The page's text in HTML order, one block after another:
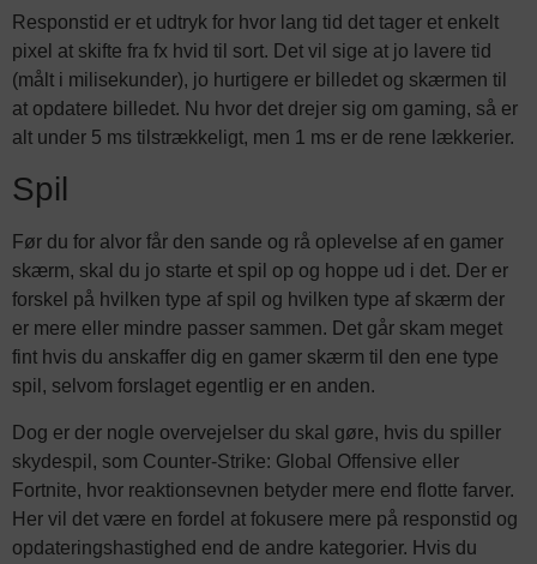
Responstid er et udtryk for hvor lang tid det tager et enkelt
pixel at skifte fra fx hvid til sort. Det vil sige at jo lavere tid
(målt i milisekunder), jo hurtigere er billedet og skærmen til
at opdatere billedet. Nu hvor det drejer sig om gaming, så er
alt under 5 ms tilstrækkeligt, men 1 ms er de rene lækkerier.
Spil
Før du for alvor får den sande og rå oplevelse af en gamer
skærm, skal du jo starte et spil op og hoppe ud i det. Der er
forskel på hvilken type af spil og hvilken type af skærm der
er mere eller mindre passer sammen. Det går skam meget
fint hvis du anskaffer dig en gamer skærm til den ene type
spil, selvom forslaget egentlig er en anden.
Dog er der nogle overvejelser du skal gøre, hvis du spiller
skydespil, som Counter-Strike: Global Offensive eller
Fortnite, hvor reaktionsevnen betyder mere end flotte farver.
Her vil det være en fordel at fokusere mere på responstid og
opdateringshastighed end de andre kategorier. Hvis du